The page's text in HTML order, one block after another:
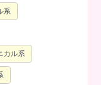
系
カル系